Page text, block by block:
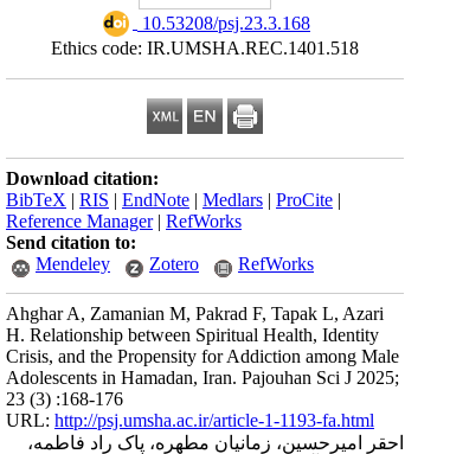
‎ 10.53208/psj.23.3.168
Ethics code: IR.UMSHA.REC.1401.518
Download citation:
BibTeX | RIS | EndNote | Medlars | ProCite |
Reference Manager| RefWorks
Send citation to:
Mendeley
Zotero RefWorks
Ahghar A, Zamanian M, Pakrad F, Tapak L, Azari
H. Relationship between Spiritual Health, Identity
Crisis, and the Propensity for Addiction among Male
Adolescents in Hamadan, Iran. Pajouhan Sci J 2025;
23 (3) :168-176
URL: http://psj.umsha.ac.ir/article-1-1193-fa.html
احقر امیرحسین، زمانیان مطهره، پاک راد فاطمه،